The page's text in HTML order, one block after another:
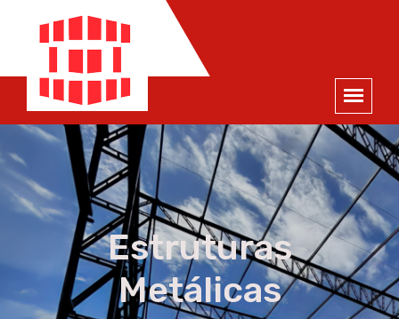
×
ORÇAMENTO
NOME *
E-MAIL *